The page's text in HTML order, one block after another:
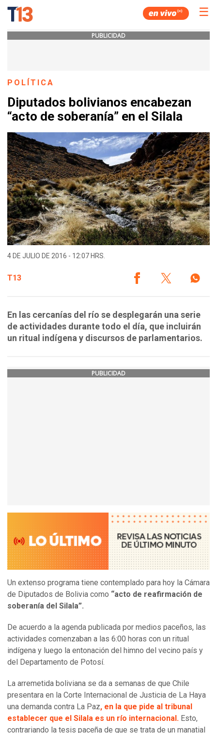
☰
PUBLICIDAD
POLÍTICA
Diputados bolivianos encabezan
“acto de soberanía” en el Silala
4 DE JULIO DE 2016 - 12:07 HRS.
T13
En las cercanías del río se desplegarán una serie
de actividades durante todo el día, que incluirán
un ritual indígena y discursos de parlamentarios.
PUBLICIDAD
Un extenso programa tiene contemplado para hoy la Cámara
de Diputados de Bolivia como “acto de reafirmación de
soberanía del Silala”.
De acuerdo a la agenda publicada por medios paceños, las
actividades comenzaban a las 6:00 horas con un ritual
indígena y luego la entonación del himno del vecino país y
del Departamento de Potosí.
La arremetida boliviana se da a semanas de que Chile
presentara en la Corte Internacional de Justicia de La Haya
una demanda contra La Paz, en la que pide al tribunal
establecer que el Silala es un río internacional. Esto,
contrariando la tesis paceña de que se trata de un manatial